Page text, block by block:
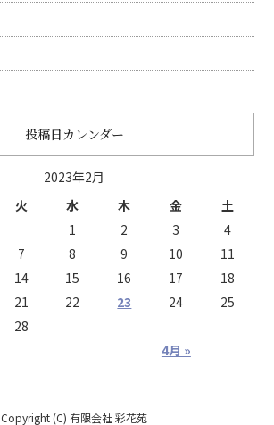
投稿日カレンダー
2023年2月
火 水 木 金 土
4月 »
1 2 3
4
7 8 9 10
11
14 15 16 17
18
21 22 23 24
25
28
Copyright (C) 有限会社 彩花苑